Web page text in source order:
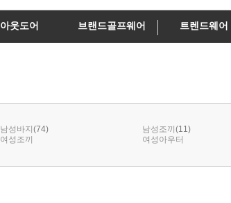
아웃도어 브랜드골프웨어 트렌드웨어
남성바지 (74) 남성조끼 (11)
여성조끼 여성아우터